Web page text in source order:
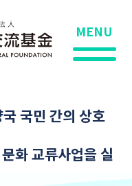
MENU
국민 간의 상호
화 교류사업을 실